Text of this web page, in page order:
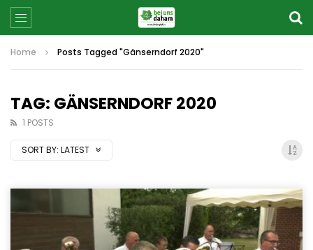
Home Posts Tagged "Gänserndorf 2020"
TAG: GÄNSERNDORF 2020
1 POSTS
SORT BY: LATEST